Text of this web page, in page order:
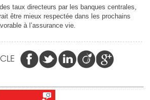
taux directeurs par les banques centrales,
être mieux respectée dans les prochains
à l’assurance vie.